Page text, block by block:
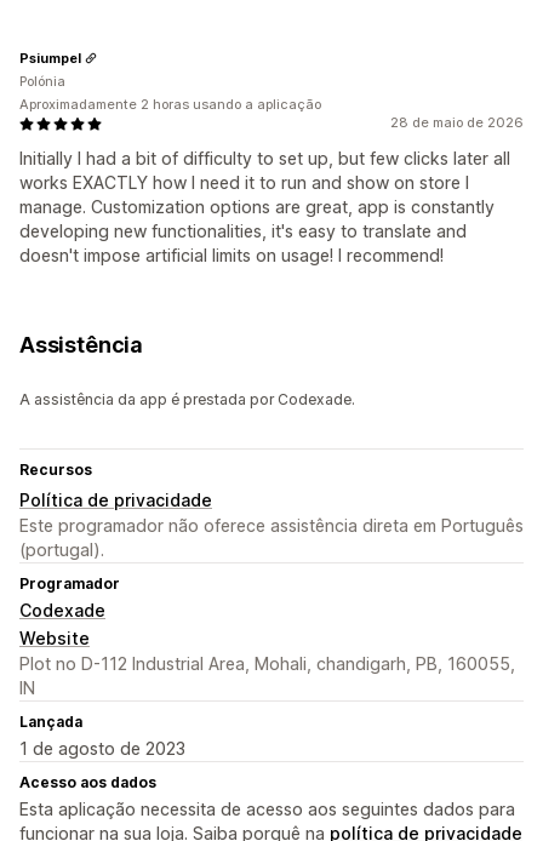
28 de maio de 2026
Initially I had a bit of difficulty to set up, but few clicks later all
works EXACTLY how I need it to run and show on store I
manage. Customization options are great, app is constantly
developing new functionalities, it's easy to translate and
doesn't impose artificial limits on usage! I recommend!
Psiumpel
Polónia
Aproximadamente 2 horas usando a aplicação
Assistência
A assistência da app é prestada por Codexade.
Recursos
Política de privacidade
Este programador não oferece assistência direta em Português
(portugal).
Programador
Codexade
Website
Plot no D-112 Industrial Area, Mohali, chandigarh, PB, 160055,
IN
Lançada
1 de agosto de 2023
Acesso aos dados
Esta aplicação necessita de acesso aos seguintes dados para
funcionar na sua loja. Saiba porquê na política de privacidade